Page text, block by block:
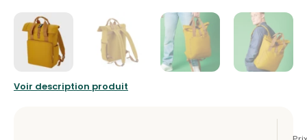
Voir description produit